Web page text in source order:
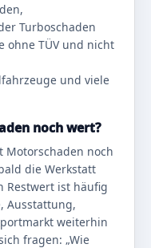
Turboschaden
ohne TÜV und nicht
und viele
noch wert?
Motorschaden noch
die Werkstatt
Restwert ist häufig
Ausstattung,
weiterhin
fragen: „Wie